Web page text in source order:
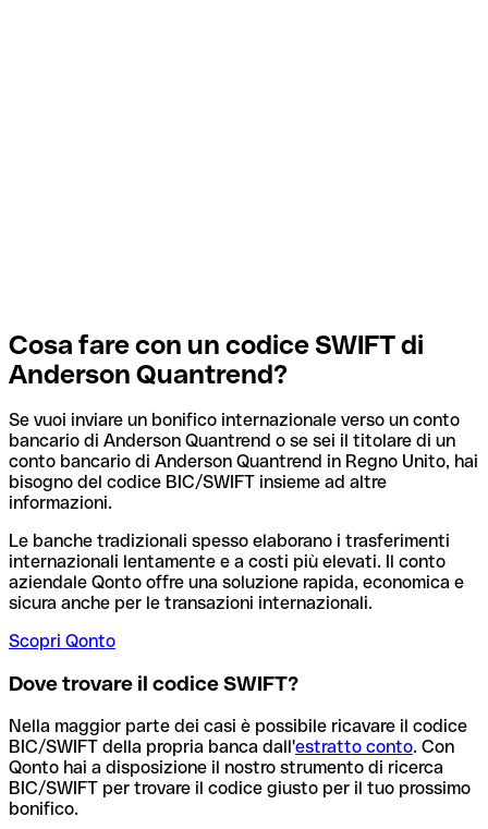
Cosa fare con un codice SWIFT di
Anderson Quantrend?
Se vuoi inviare un bonifico internazionale verso un conto
bancario di Anderson Quantrend o se sei il titolare di un
conto bancario di Anderson Quantrend in Regno Unito, hai
bisogno del codice BIC/SWIFT insieme ad altre
informazioni.
Le banche tradizionali spesso elaborano i trasferimenti
internazionali lentamente e a costi più elevati. Il conto
aziendale Qonto offre una soluzione rapida, economica e
sicura anche per le transazioni internazionali.
Scopri Qonto
Dove trovare il codice SWIFT?
Nella maggior parte dei casi è possibile ricavare il codice
BIC/SWIFT della propria banca dall'estratto conto. Con
Qonto hai a disposizione il nostro strumento di ricerca
BIC/SWIFT per trovare il codice giusto per il tuo prossimo
bonifico.